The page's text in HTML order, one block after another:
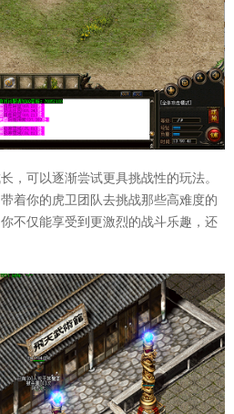
，可以逐渐尝试更具挑战性的玩法。
着你的虎卫团队去挑战那些高难度的
不仅能享受到更激烈的战斗乐趣，还